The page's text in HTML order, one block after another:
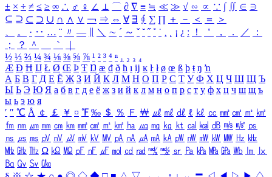
± × ÷ ≠ ≤ ≥ ∞ ∴ ♂ ♀ ∠ ⊥ ⌒ ∂ ∇ ≡ ≒ ≪ ≫ √ ∽ ∝ ∵ ∫ ∬ ∈ ∋
⊆ ⊇ ⊂ ⊃ ∪ ∩ ∧ ∨ ￢ ⇒ ⇔ ∀ ∃ ∮ ∑ ∏ ＋ － ＜ ＝
＞
、
。 · ‥ … ¨ 〃 ― ＼ ∼ ´ ～ ˇ ˘ ˝ ˚ ˙ ¸ ¡ ¿ ː ！ ＇ ， ． ／
：
；
？ ＾ ｀
½ ⅓ ⅔ ¼ ¾ ⅛ ⅜ ⅝ ⅞ ¹ ² ³ ⁴ ⁿ ₁ ₂ ₃ ₄
Æ Ð Ħ Ĳ Ł Ø Œ Þ Ŧ Ŋ æ đ ð ħ ı ĳ ĸ ŀ ł ø œ ß þ ŧ ŋ ŉ
А Б В Г Д Е Ё Ж З И Й К Л М Н О П Р С Т У Ф Х Ц Ч Ш Щ Ъ
Ы Ь Э Ю Я а б в г д е ё ж з и й к л м н о п р с т у ф х ц ч ш щ ъ
ы ь э ю я
′ ″ ℃ Å ￠ ￡ ￥ ¤ ℉ ‰ ＄ ％ Ｆ ￦ ㎕ ㎖ ㎗ ℓ ㎘ ㏄ ㎣ ㎤ ㎥ ㎦
㎙ ㎚ ㎛ ㎜ ㎝ ㎞ ㎟ ㎠ ㎡ ㎢ ㏊ ㎍ ㎎ ㎏ ㏏ ㎈ ㎉ ㏈ ㎧ ㎨ ㎰
㎱ ㎲ ㎳ ㎴ ㎵ ㎶ ㎷ ㎸ ㎹ ㎀ ㎁ ㎂ ㎃ ㎄ ㎺ ㎻ ㎽ ㎾ ㎿ ㎐ ㎑
㎒ ㎓ ㎔ Ω ㏀ ㏁ ㎊ ㎋ ㎌ ㏖ ㏅ ㎭ ㎮ ㎯ ㏛ ㎩ ㎪ ㎫ ㎬ ㏝ ㏐
㏓
㏃ ㏉ ㏜ ㏆